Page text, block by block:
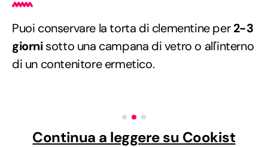
Puoi conservare la torta di clementine per2-3
giornisotto una campana di vetro o all'interno
di un contenitore ermetico.
Continua a leggere su Cookist